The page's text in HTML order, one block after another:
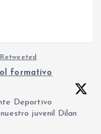
formativo
Deportivo
juvenil Dilan